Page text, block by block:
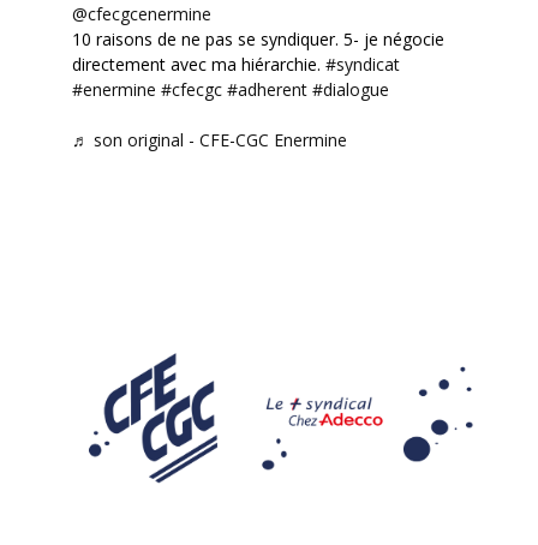
@cfecgcenermine
10 raisons de ne pas se syndiquer. 5- je négocie
directement avec ma hiérarchie. #syndicat
#enermine #cfecgc #adherent #dialogue
♬ son original - CFE-CGC Enermine